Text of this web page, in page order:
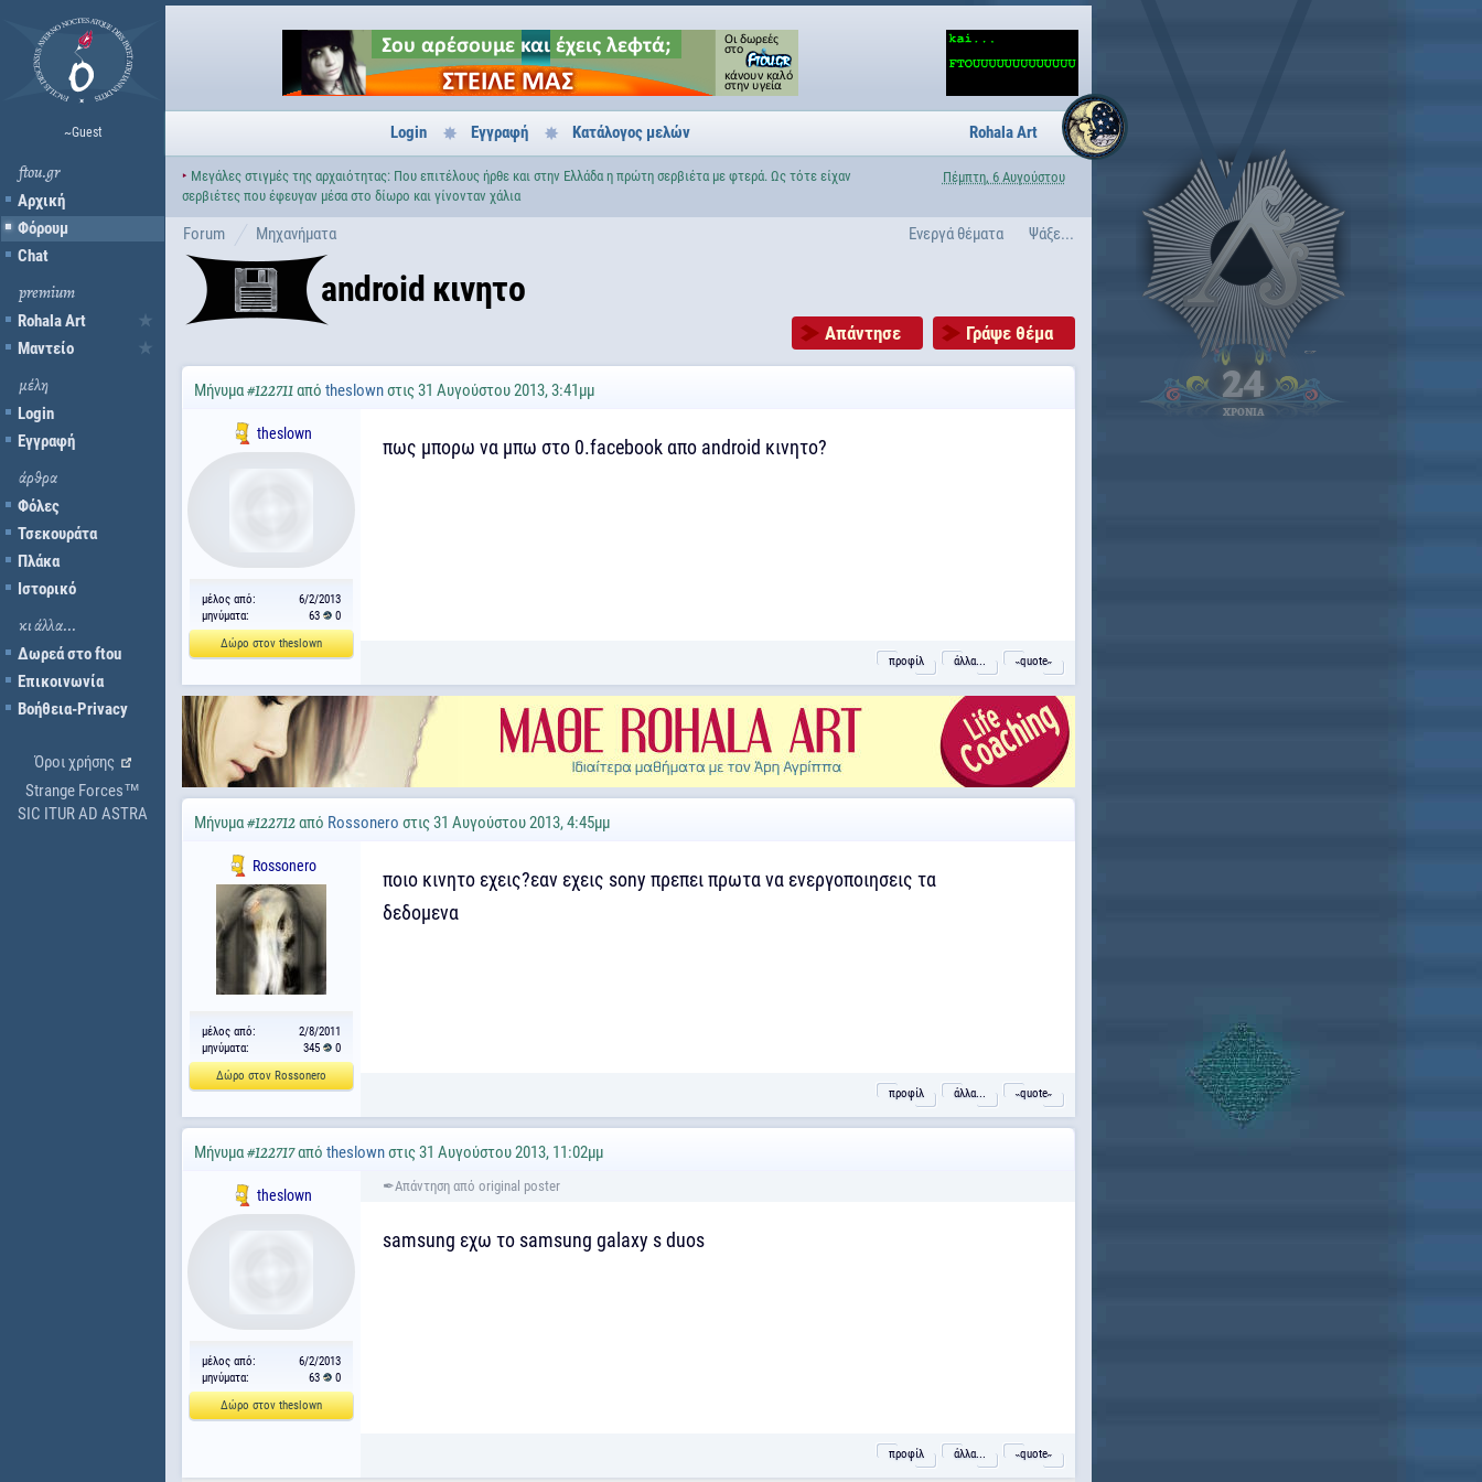
~Guest
ftou.gr
Αρχική
Φόρουμ
Chat
premium
Rohala Art
Μαντείο
μέλη
Login
Εγγραφή
άρθρα
Φόλες
Τσεκουράτα
Πλάκα
Ιστορικό
κι άλλα...
Δωρεά στο ftou
Επικοινωνία
Βοήθεια-Privacy
Όροι χρήσης
Strange Forces™
SIC ITUR AD ASTRA
Login Εγγραφή Κατάλογος μελών Rohala Art
‣ Μεγάλες στιγμές της αρχαιότητας: Που επιτέλους ήρθε και στην Ελλάδα η πρώτη σερβιέτα με φτερά. Ως τότε είχαν
σερβιέτες που έφευγαν μέσα στο δίωρο και γίνονταν χάλια
Πέμπτη, 6 Αυγούστου
Ενεργά θέματα Ψάξε...
Forum Μηχανήματα
android κινητο
Απάντησε Γράψε θέμα
Μήνυμα #122711 από theslownστις 31 Αυγούστου 2013, 3:41μμ
theslown
μέλος από:
6/2/2013
μηνύματα:
63
0
Δώρο στον theslown
πως μπορω να μπω στο 0.facebook απο android κινητο?
προφίλ άλλα... ˵quote˶
Μήνυμα #122712 από Rossonero στις 31 Αυγούστου 2013, 4:45μμ
Rossonero
μέλος από:
2/8/2011
μηνύματα:
345
0
Δώρο στον Rossonero
ποιο κινητο εχεις?εαν εχεις sony πρεπει πρωτα να ενεργοποιησεις τα
δεδομενα
προφίλ άλλα... ˵quote˶
Μήνυμα #122717από theslownστις 31 Αυγούστου 2013, 11:02μμ
theslown
μέλος από:
6/2/2013
μηνύματα:
63
0
Δώρο στον theslown
samsung εχω το samsung galaxy s duos
προφίλ άλλα... ˵quote˶
24
ΧΡΟΝΙΑ